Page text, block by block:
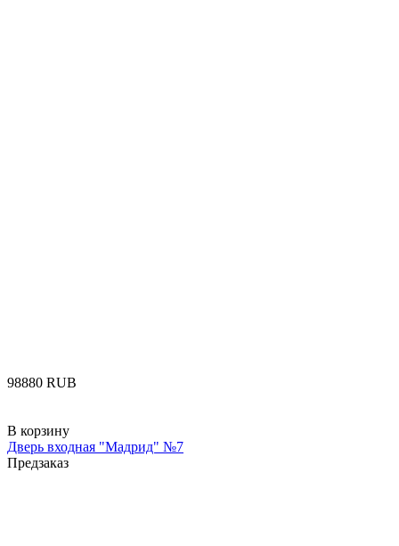
‍98880‍ RUB
В корзину
Дверь входная "Мадрид" №7
Предзаказ